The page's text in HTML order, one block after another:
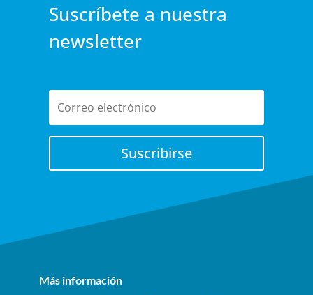
Suscríbete a nuestra
newsletter
Suscribirse
Más información